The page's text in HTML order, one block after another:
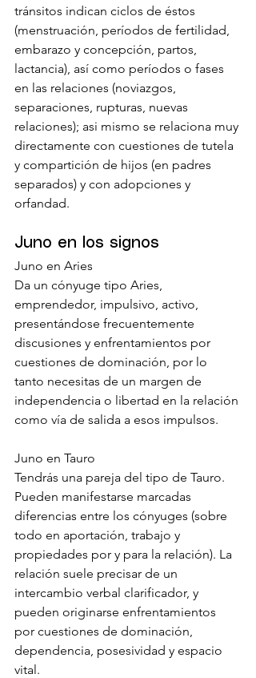
tránsitos indican ciclos de éstos
(menstruación, períodos de fertilidad,
embarazo y concepción, partos,
lactancia), así como períodos o fases
en las relaciones (noviazgos,
separaciones, rupturas, nuevas
relaciones); asi mismo se relaciona muy
directamente con cuestiones de tutela
y compartición de hijos (en padres
separados) y con adopciones y
orfandad.
Juno en los signos
Juno en Aries
Da un cónyuge tipo Aries,
emprendedor, impulsivo, activo,
presentándose frecuentemente
discusiones y enfrentamientos por
cuestiones de dominación, por lo
tanto necesitas de un margen de
independencia o libertad en la relación
como vía de salida a esos impulsos.
Juno en Tauro
Tendrás una pareja del tipo de Tauro.
Pueden manifestarse marcadas
diferencias entre los cónyuges (sobre
todo en aportación, trabajo y
propiedades por y para la relación). La
relación suele precisar de un
intercambio verbal clarificador, y
pueden originarse enfrentamientos
por cuestiones de dominación,
dependencia, posesividad y espacio
vital.